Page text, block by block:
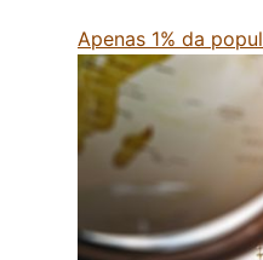
Apenas 1% da